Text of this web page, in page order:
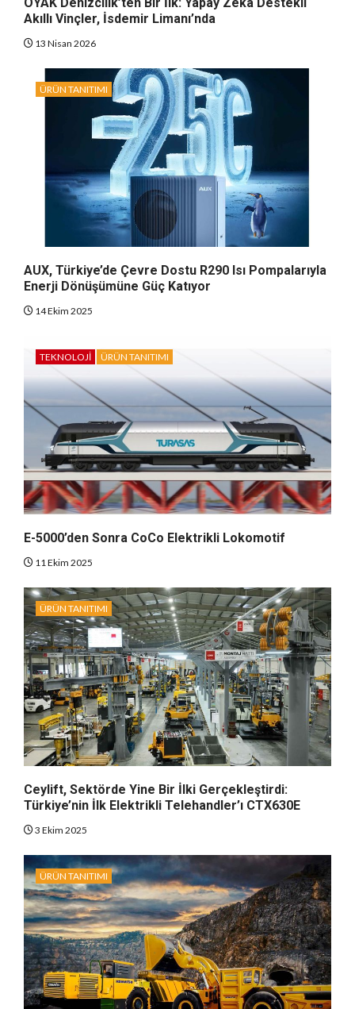
Akıllı Vinçler, İsdemir Limanı’nda
13 Nisan 2026
ÜRÜN TANITIMI
AUX, Türkiye’de Çevre Dostu R290 Isı Pompalarıyla
Enerji Dönüşümüne Güç Katıyor
14 Ekim 2025
TEKNOLOJI ÜRÜN TANITIMI
E-5000’den Sonra CoCo Elektrikli Lokomotif
11 Ekim 2025
ÜRÜN TANITIMI
Ceylift, Sektörde Yine Bir İlki Gerçekleştirdi:
Türkiye’nin İlk Elektrikli Telehandler’ı CTX630E
3 Ekim 2025
ÜRÜN TANITIMI